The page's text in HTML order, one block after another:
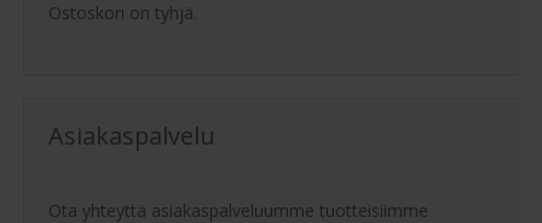
Ostoskori on tyhjä.
Asiakaspalvelu
Ota yhteyttä asiakaspalveluumme tuotteisiimme